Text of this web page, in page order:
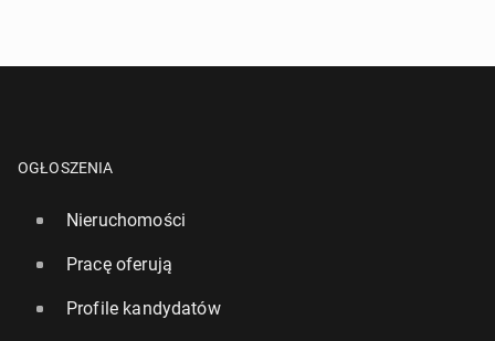
OGŁOSZENIA
Nieruchomości
Pracę oferują
Profile kandydatów